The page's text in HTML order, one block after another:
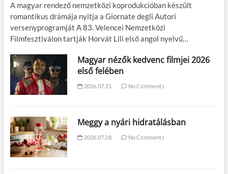
A magyar rendező nemzetközi koprodukcióban készült
romantikus drámája nyitja a Giornate degli Autori
versenyprogramját A 83. Velencei Nemzetközi
Filmfesztiválon tartják Horvát Lili első angol nyelvű…
Magyar nézők kedvenc filmjei 2026
első felében
2026.07.31. No Comments
Meggy a nyári hidratálásban
2026.07.28. No Comments